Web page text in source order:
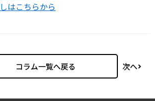
はこちらから
コラム一覧へ戻る 次へ